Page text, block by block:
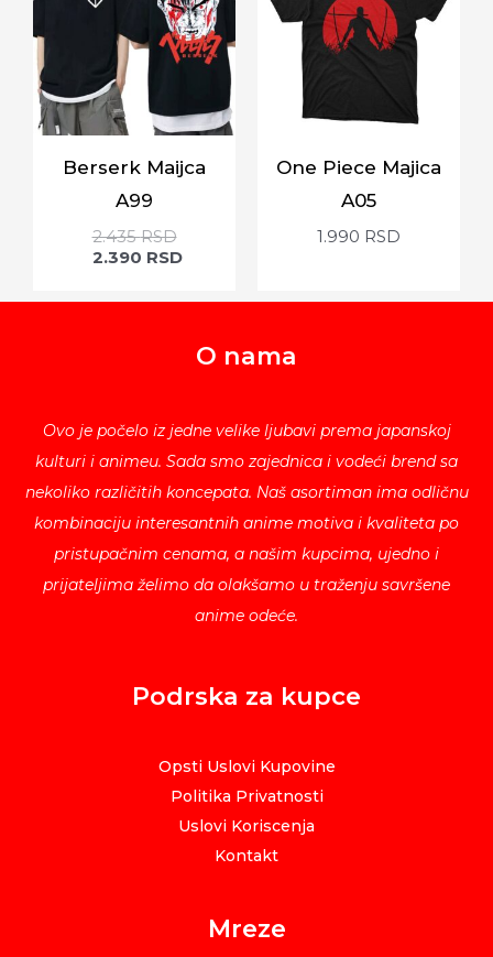
Berserk Maijca
A99
2.435RSD
2.390 RSD
One Piece Majica
A05
1.990 RSD
O nama
Ovo je počelo iz jedne velike ljubavi prema japanskoj
kulturi i animeu. Sada smo zajednica i vodeći brend sa
nekoliko različitih koncepata. Naš asortiman ima odličnu
kombinaciju interesantnih anime motiva i kvaliteta po
pristupačnim cenama, a našim kupcima, ujedno i
prijateljima želimo da olakšamo u traženju savršene
anime odeće.
Podrska za kupce
Opsti Uslovi Kupovine
Politika Privatnosti
Uslovi Koriscenja
Kontakt
Mreze